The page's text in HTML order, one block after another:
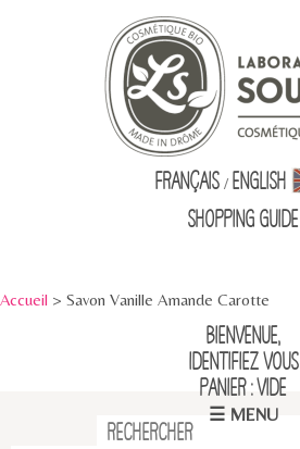
Français / English
Shopping Guide
Accueil > Savon Vanille Amande Carotte
Bienvenue,
identifiez vous
Panier : vide
☰ MENU